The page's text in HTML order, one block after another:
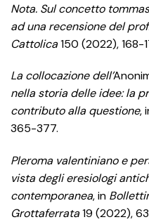
Nota. Sul concetto
ad una recensione del
Cattolica150 (2022), 168-
La collocazione dell’
nella storia delle idee: la
contributo alla questione,
365-377.
Pleroma valentiniano e
vista degli eresiologi
contemporanea, in
Grottaferrata19 (2022),